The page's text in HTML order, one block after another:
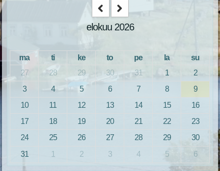
elokuu 2026
ma ti ke to pe la
su
27
28 29 30 31 1
2
3
4 5 6 7 8
9
10
11 12 13 14 15
16
17
18 19 20 21 22
23
24
25 26 27 28 29
30
31
1 2 3 4 5 6